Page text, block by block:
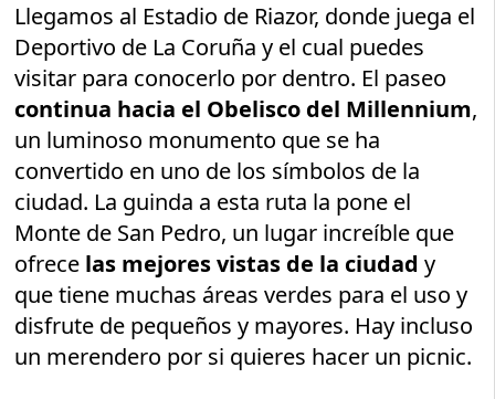
Llegamos al Estadio de Riazor, donde juega el
Deportivo de La Coruña y el cual puedes
visitar para conocerlo por dentro. El paseo
continua hacia el Obelisco del Millennium,
un luminoso monumento que se ha
convertido en uno de los símbolos de la
ciudad. La guinda a esta ruta la pone el
Monte de San Pedro, un lugar increíble que
ofrece las mejores vistas de la ciudad y
que tiene muchas áreas verdes para el uso y
disfrute de pequeños y mayores. Hay incluso
un merendero por si quieres hacer un picnic.